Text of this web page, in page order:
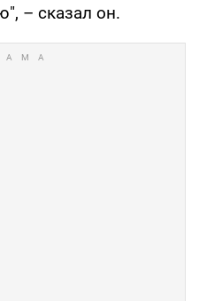
– сказал он.